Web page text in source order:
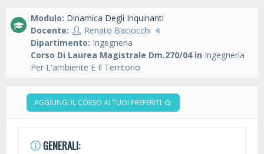
Modulo: Dinamica Degli Inquinanti
Docente:
Renato Baciocchi
Dipartimento: Ingegneria
Corso Di Laurea Magistrale Dm.270/04 in Ingegneria
Per L'ambiente E Il Territorio
AGGIUNGI IL CORSO AI TUOI PREFERITI
GENERALI: